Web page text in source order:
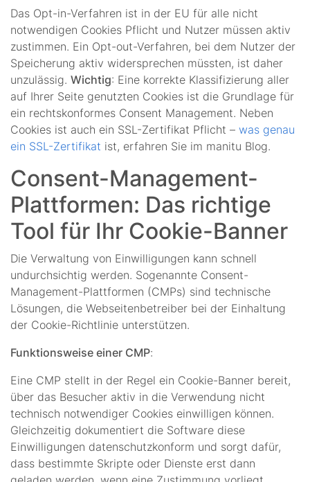
Das Opt-in-Verfahren ist in der EU für alle nicht
notwendigen Cookies Pflicht und Nutzer müssen aktiv
zustimmen. Ein Opt-out-Verfahren, bei dem Nutzer der
Speicherung aktiv widersprechen müssten, ist daher
unzulässig. Wichtig: Eine korrekte Klassifizierung aller
auf Ihrer Seite genutzten Cookies ist die Grundlage für
ein rechtskonformes Consent Management. Neben
Cookies ist auch ein SSL-Zertifikat Pflicht – was genau
ein SSL-Zertifikat ist, erfahren Sie im manitu Blog.
Consent-Management-
Plattformen: Das richtige
Tool für Ihr Cookie-Banner
Die Verwaltung von Einwilligungen kann schnell
undurchsichtig werden. Sogenannte Consent-
Management-Plattformen (CMPs) sind technische
Lösungen, die Webseitenbetreiber bei der Einhaltung
der Cookie-Richtlinie unterstützen.
Funktionsweise einer CMP:
Eine CMP stellt in der Regel ein Cookie-Banner bereit,
über das Besucher aktiv in die Verwendung nicht
technisch notwendiger Cookies einwilligen können.
Gleichzeitig dokumentiert die Software diese
Einwilligungen datenschutzkonform und sorgt dafür,
dass bestimmte Skripte oder Dienste erst dann